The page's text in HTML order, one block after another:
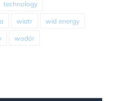
technology
wiatr wid energy
wodór